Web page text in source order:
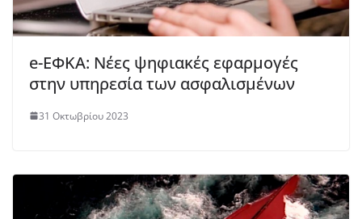
e-EΦΚΑ: Νέες ψηφιακές εφαρμογές
στην υπηρεσία των ασφαλισμένων
31 Οκτωβρίου 2023